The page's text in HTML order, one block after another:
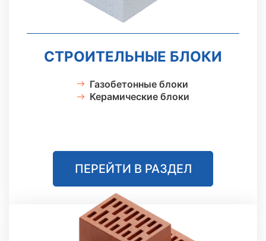
СТРОИТЕЛЬНЫЕ БЛОКИ
Газобетонные блоки
Керамические блоки
ПЕРЕЙТИ В РАЗДЕЛ